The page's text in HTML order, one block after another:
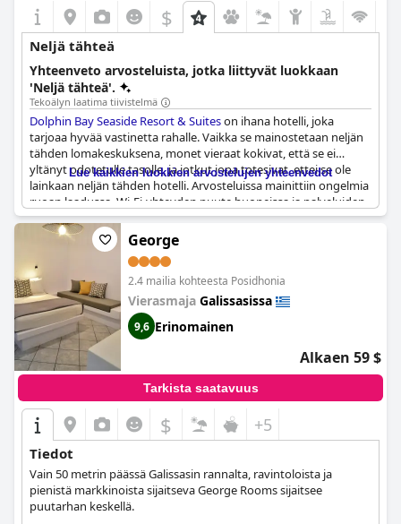
$
Neljä tähteä
Yhteenveto arvosteluista, jotka liittyvät luokkaan
'Neljä tähteä'.
Tekoälyn laatima tiivistelmä
Dolphin Bay Seaside Resort & Suiteson ihana hotelli, joka
tarjoaa hyvää vastinetta rahalle. Vaikka se mainostetaan neljän
tähden lomakeskuksena, monet vieraat kokivat, että se ei
yltänyt odotetulle tasolle, ja jotkut jopa totesivat, ettei se ole
lainkaan neljän tähden hotelli. Arvosteluissa mainittiin ongelmia
ruoan laadussa, Wi-Fi-yhteyden puute huoneissa ja palveluiden
puute, jota tältä hotelliluokalta odotetaan. Näistä
huolenaiheista huolimatta jotkut arvostelut totesivat silti, että
se oli paras neljän tähden hotelli, jossa he olivat yöpyneet.
Lue kaikkien luokkien arvostelujen yhteenvedot
George
2.4 mailia kohteesta Posidhonia
Vierasmaja Galissasissa
9,6 Erinomainen
Alkaen 59 $
Tarkista saatavuus
$ +5
Tiedot
Vain 50 metrin päässä Galissasin rannalta, ravintoloista ja
pienistä markkinoista sijaitseva George Rooms sijaitsee
puutarhan keskellä.